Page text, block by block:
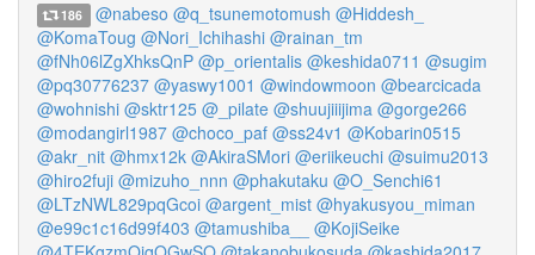
186 @nabeso @q_tsunemotomush @Hiddesh_
@KomaToug @Nori_Ichihashi @rainan_tm
@fNh06lZgXhksQnP @p_orientalis @keshida0711 @sugim
@pq30776237 @yaswy1001 @windowmoon @bearcicada
@wohnishi @sktr125 @_pilate @shuujiiijima @gorge266
@modangirl1987 @choco_paf @ss24v1 @Kobarin0515
@akr_nit @hmx12k @AkiraSMori @eriikeuchi @suimu2013
@hiro2fuji @mizuho_nnn @phakutaku @O_Senchi61
@LTzNWL829pqGcoi @argent_mist @hyakusyou_miman
@e99c1c16d99f403 @tamushiba__
@KojiSeike